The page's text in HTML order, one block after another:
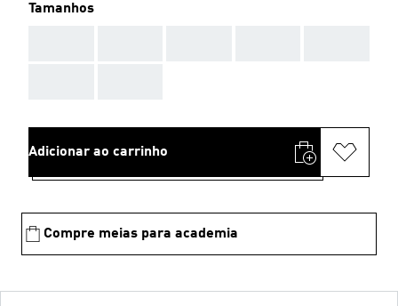
Tamanhos
Adicionar ao carrinho
Compre meias para academia